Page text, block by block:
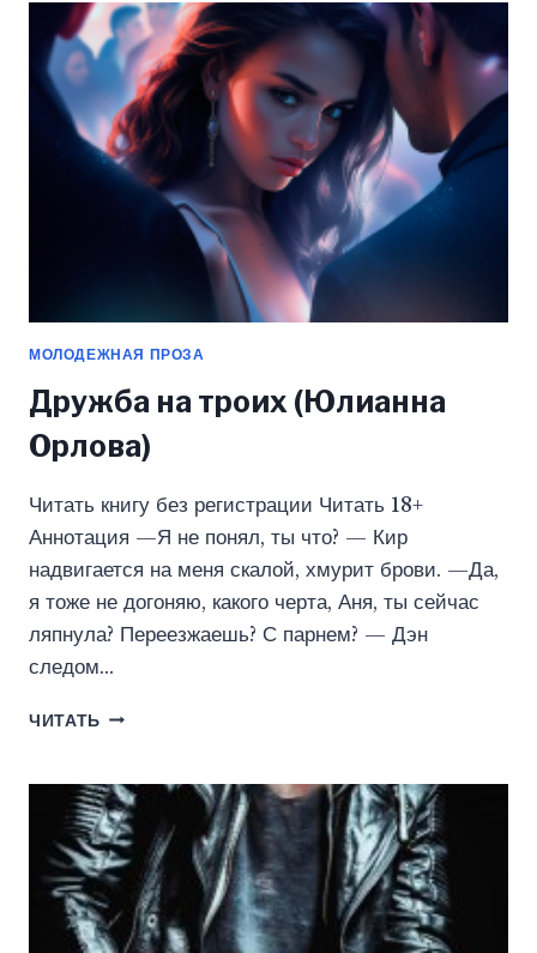
ЛУЧШИМ
ДРУГОМ
(ЮЛИАННА
ОРЛОВА)
МОЛОДЕЖНАЯ ПРОЗА
Дружба на троих (Юлианна
Орлова)
Читать книгу без регистрации Читать 18+
Аннотация —Я не понял, ты что? — Кир
надвигается на меня скалой, хмурит брови. —Да,
я тоже не догоняю, какого черта, Аня, ты сейчас
ляпнула? Переезжаешь? С парнем? — Дэн
следом…
ЧИТАТЬ ДРУЖБА
(ЮЛИАННА
ОРЛОВА)